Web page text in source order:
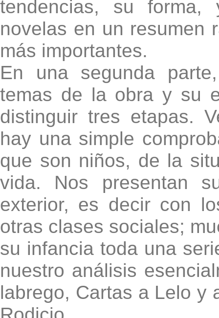
tendencias, su forma,
novelas en un resumen
más importantes.
En una segunda
temas de la obra y su
distinguir tres etapas.
hay una simple
que son niños, de la
vida. Nos presentan
exterior, es decir con
otras clases sociales;
su infancia toda una
nuestro análisis
labrego, Cartas a Lelo y